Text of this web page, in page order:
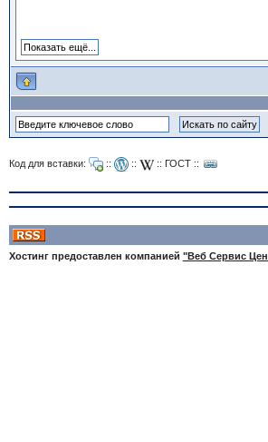
Код для вставки: :: :: :: ГОСТ::
Хостинг предоставлен компанией "Веб Сервис